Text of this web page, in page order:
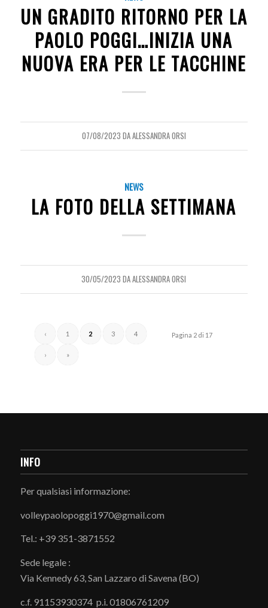
UN GRADITO RITORNO PER LA
PAOLO POGGI…INIZIA UNA
NUOVA ERA PER LE TACCHINE
07/08/2023 DAALESSANDRA ORSI
NEWS
LA FOTO DELLA SETTIMANA
30/05/2023 DAALESSANDRA ORSI
Pagina 2 di 17
‹ 1 2 3 4
› »
INFO
Per qualsiasi informazione:
volleypaolopoggi1970@gmail.com
Tel.: +39 351-3871552
Sede legale :
Via Kennedy 63, San Lazzaro di Savena (BO)
c.f. 91153930374 p.i. 01806761209